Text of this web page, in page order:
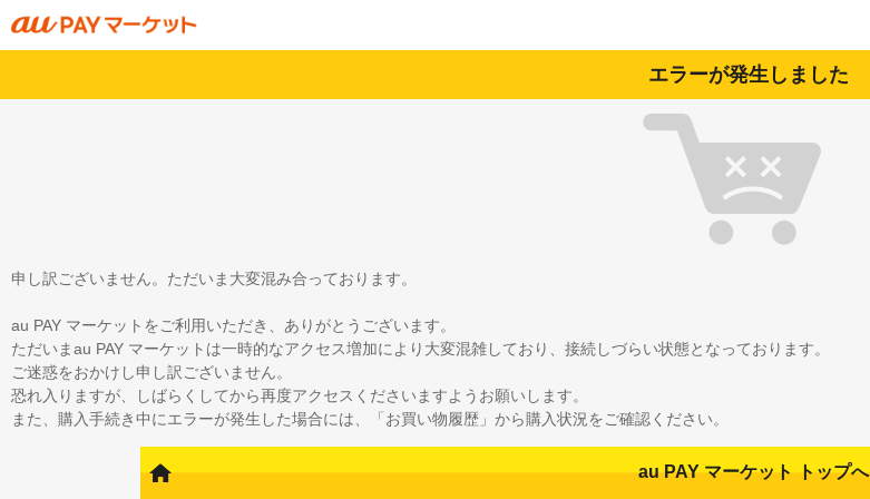
エラーが発生しました
申し訳ございません。ただいま大変混み合っております。
au PAY マーケットをご利用いただき、ありがとうございます。
ただいまau PAY マーケットは一時的なアクセス増加により大変混雑しており、接続しづらい状態となっております。
ご迷惑をおかけし申し訳ございません。
恐れ入りますが、しばらくしてから再度アクセスくださいますようお願いします。
また、購入手続き中にエラーが発生した場合には、「お買い物履歴」から購入状況をご確認ください。
au PAY マーケット トップへ